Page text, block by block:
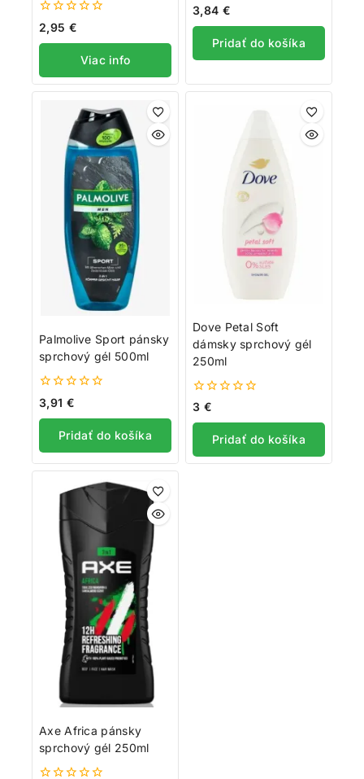
0
5
2,95 €
Viac info
0
z
5
3,84 €
Pridať do košíka
Palmolive Sport pánsky
sprchový gél 500ml
0
z
5
3,91 €
Pridať do košíka
Dove Petal Soft
dámsky sprchový gél
250ml
0
z
5
3 €
Pridať do košíka
Axe Africa pánsky
sprchový gél 250ml